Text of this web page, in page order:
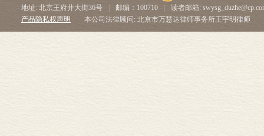
地址: 北京王府井大街36号
邮编：100710
读者邮箱:
产品隐私权声明
本公司法律顾问: 北京市万慧达律师事务所王宇明律师